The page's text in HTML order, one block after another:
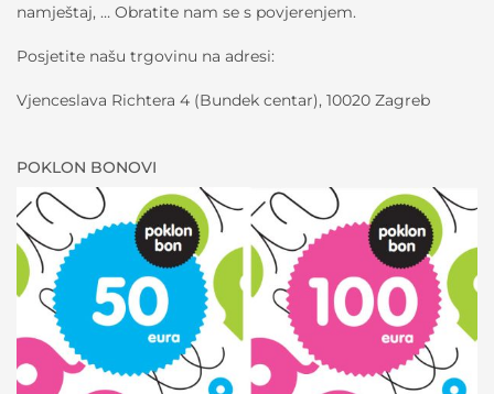
namještaj, … Obratite nam se s povjerenjem.
Posjetite našu trgovinu na adresi:
Vjenceslava Richtera 4 (Bundek centar), 10020 Zagreb
POKLON BONOVI